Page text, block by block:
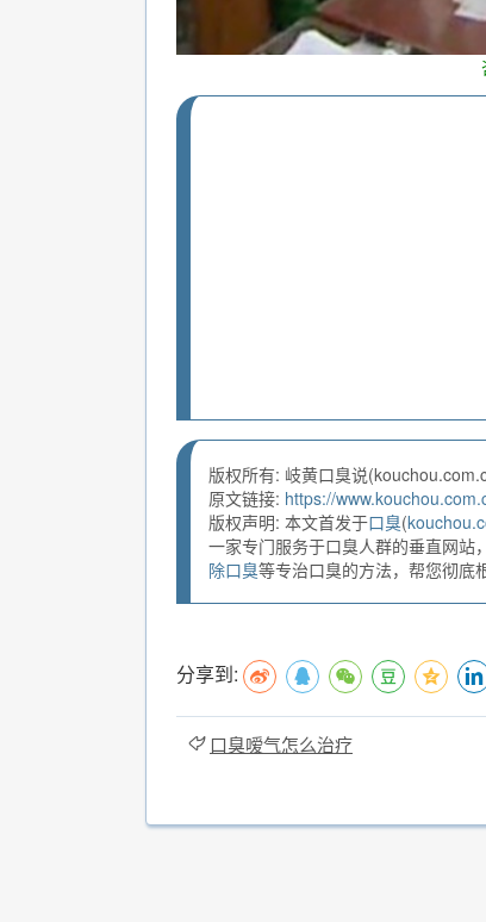
版权所有: 岐黄口臭说
原文链接: https://
版权声明: 本文首发于口臭(
一家专门服务于口臭人群的垂直网站
除口臭等专治口臭的方法，帮您彻底
分享到:
口臭嗳气怎么治疗